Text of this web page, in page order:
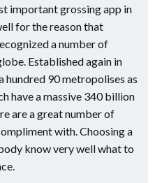
important grossing app in
for the reason that
a number of
Established again in
hundred 90 metropolises as
have a massive 340 billion
are a great number of
with. Choosing a
know very well what to